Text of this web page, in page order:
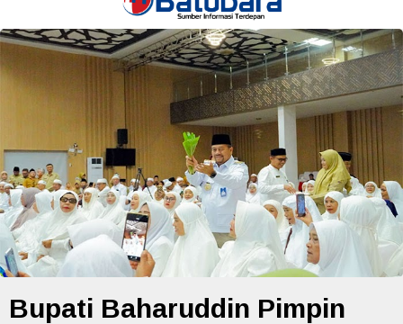
Bupati Baharuddin Pimpin